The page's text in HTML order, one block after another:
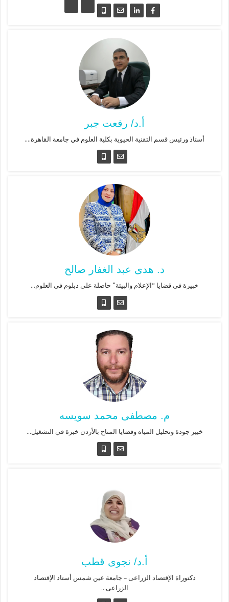
أ.د/ رفعت جبر
أستاذ ورئيس قسم التقنية الحيوية بكلية العلوم في جامعة القاهرة....
د. هدى عبد الغفار صالح
خبيرة فى قضايا “الإعلام والبيئة” حاصلة على دبلوم فى العلوم...
م. مصطفى محمد سويسه
خبير جودة وتحليل المياه وقضايا المناخ بالأردن خبرة في التشغيل...
أ.د/ نجوى قطب
دكتوراة الإقتصاد الزراعى – جامعة عين شمس أستاذ الإقتصاد
الزراعى...